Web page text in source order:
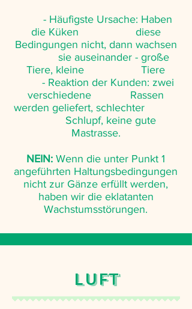
- Häufigste Ursache: Haben
die Küken diese
Bedingungen nicht, dann wachsen
sie auseinander - große
Tiere, kleine Tiere
- Reaktion der Kunden: zwei
verschiedene Rassen
werden geliefert, schlechter
Schlupf, keine gute
Mastrasse.
NEIN: Wenn die unter Punkt 1
angeführten Haltungsbedingungen
nicht zur Gänze erfüllt werden,
haben wir die eklatanten
Wachstumsstörungen.
Luft